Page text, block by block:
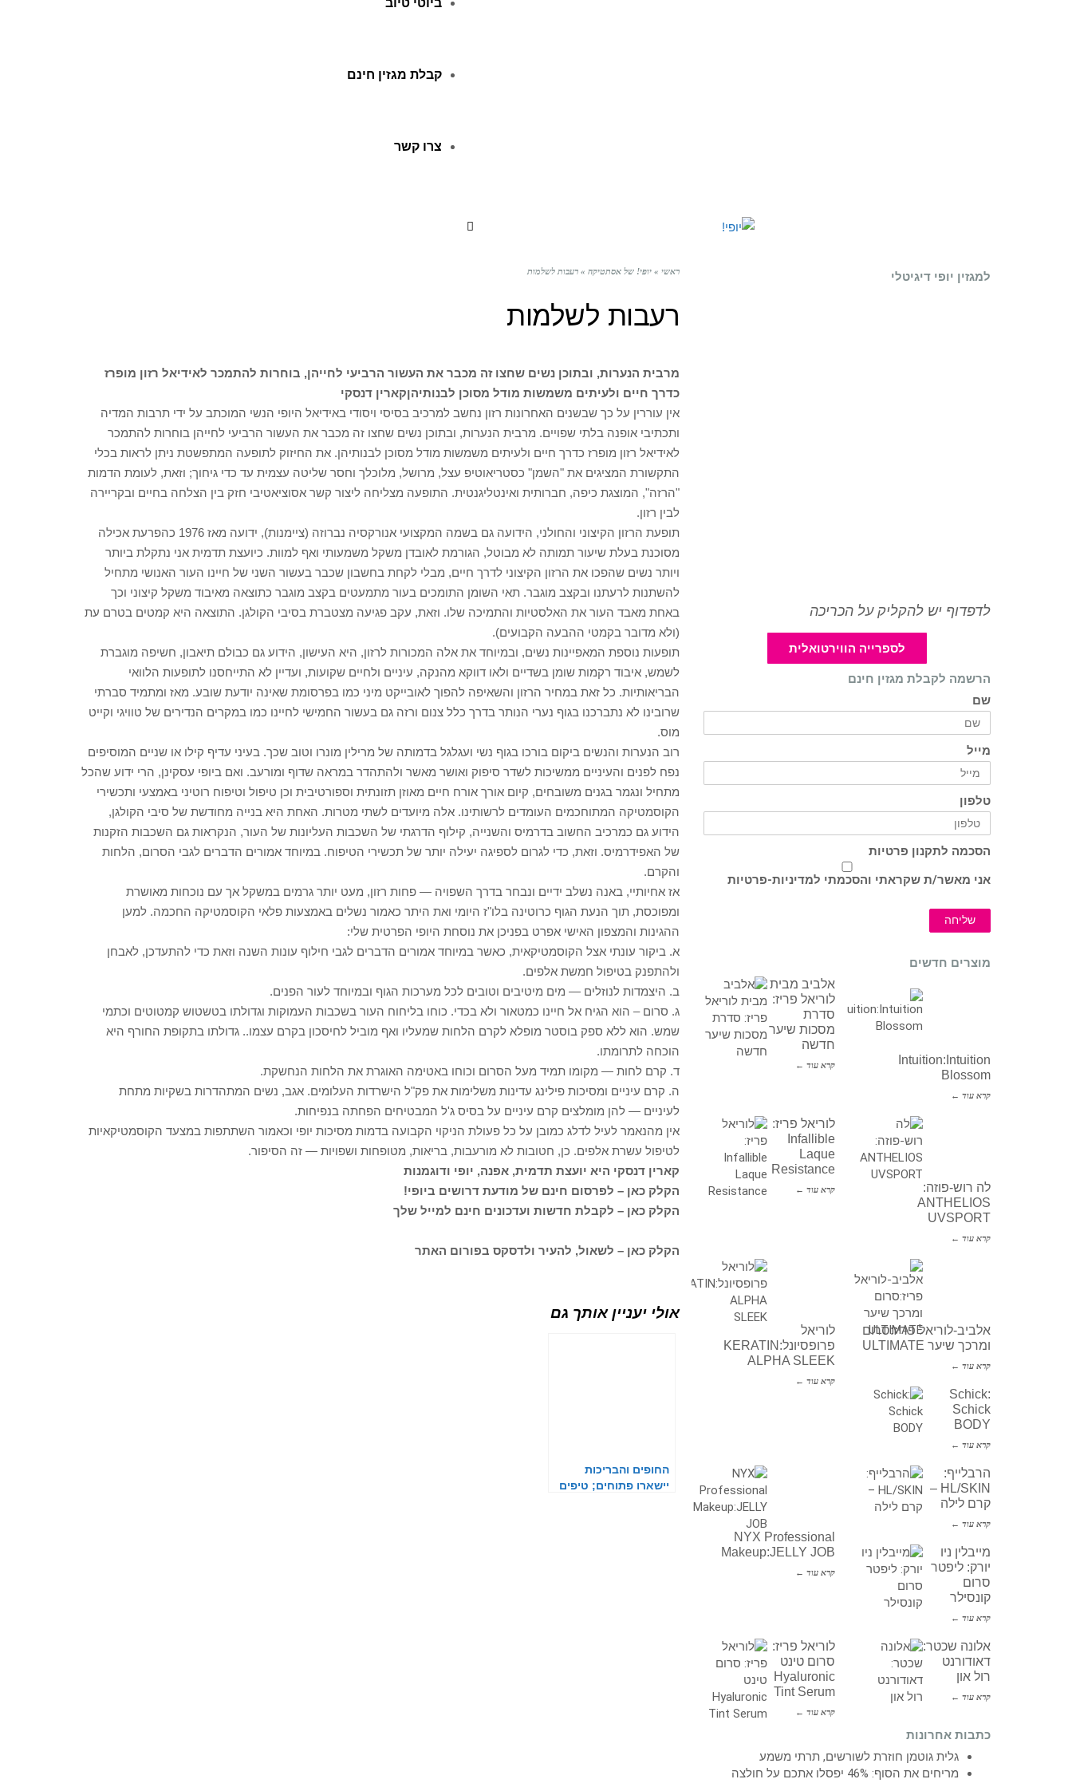
ביוטי טיוב
קבלת מגזין חינם
צרו קשר
ראשי » יופי! של אסתטיקה » רעבות לשלמות
רעבות לשלמות
מרבית הנערות, ובתוכן נשים שחצו זה מכבר את העשור הרביעי לחייהן, בוחרות להתמכר לאידיאל רזון מופרז
כדרך חיים ולעיתים משמשות מודל מסוכן לבנותיהןקארין דנסקי
אין עוררין על כך שבשנים האחרונות רזון נחשב למרכיב בסיסי ויסודי באידיאל היופי הנשי המוכתב על ידי תרבות המדיה
ותכתיבי אופנה בלתי שפויים. מרבית הנערות, ובתוכן נשים שחצו זה מכבר את העשור הרביעי לחייהן בוחרות להתמכר
לאידיאל רזון מופרז כדרך חיים ולעיתים משמשות מודל מסוכן לבנותיהן. את החיזוק לתופעה המתפשטת ניתן לראות בכלי
התקשורת המציגים את "השמן" כסטריאוטיפ עצל, מרושל, מלוכלך וחסר שליטה עצמית עד כדי גיחוך; וזאת, לעומת הדמות
"הרזה", המוצגת כיפה, חברותית ואינטליגנטית. התופעה מצליחה ליצור קשר אסוציאטיבי חזק בין הצלחה בחיים ובקריירה
לבין רזון.
תופעת הרזון הקיצוני והחולני, הידועה גם בשמה המקצועי אנורקסיה נברוזה (ציימנות), ידועה מאז 1976 כהפרעת אכילה
מסוכנת בעלת שיעור תמותה לא מבוטל, הגורמת לאובדן משקל משמעותי ואף למוות. כיועצת תדמית אני נתקלת ביותר
ויותר נשים שהפכו את הרזון הקיצוני לדרך חיים, מבלי לקחת בחשבון שכבר בעשור השני של חיינו העור האנושי מתחיל
להשתנות לרעתנו ובקצב מוגבר. תאי השומן התומכים בעור מתמעטים בקצב מוגבר כתוצאה מאיבוד משקל קיצוני וכך
באחת מאבד העור את האלסטיות והתמיכה שלו. וזאת, עקב פגיעה מצטברת בסיבי הקולגן. התוצאה היא קמטים בטרם עת
(ולא מדובר בקמטי ההבעה הקבועים).
תופעות נוספת המאפיינות נשים, ובמיוחד את אלה המכורות לרזון, היא העישון, הידוע גם כבולם תיאבון, חשיפה מוגברת
לשמש, איבוד רקמות שומן בשדיים ולאו דווקא מהנקה, עיניים ולחיים שקועות, ועדיין לא התייחסנו לתופעות הלוואי
הבריאותיות. כל זאת במחיר הרזון והשאיפה להפוך לאובייקט מיני כמו בפרסומת שאינה יודעת שובע. מאז ומתמיד סברתי
שרובינו לא נתברכנו בגוף נערי הנותר בדרך כלל צנום ורזה גם בעשור החמישי לחיינו כמו במקרים הנדירים של טוויגי וקייט
מוס.
רוב הנערות והנשים ביקום בורכו בגוף נשי ועגלגל בדמותה של מרילין מונרו וטוב שכך. בעיני עדיף קילו או שניים המוסיפים
נפח לפנים והעיניים ממשיכות לשדר סיפוק ואושר מאשר ולהתהדר במראה שדוף ומורעב. ואם ביופי עסקינן, הרי ידוע שהכל
מתחיל ונגמר בגנים משובחים, קיום אורך אורח חיים מאוזן תזונתית וספורטיבית וכן טיפול וטיפוח רוטיני באמצעי ותכשירי
הקוסמטיקה המתוחכמים העומדים לרשותינו. אלה מיועדים לשתי מטרות. האחת היא בנייה מחודשת של סיבי הקולגן,
הידוע גם כמרכיב החשוב בדרמיס והשנייה, קילוף הדרגתי של השכבות העליונות של העור, הנקראות גם השכבות הזקנות
של האפידרמיס. וזאת, כדי לגרום לספיגה יעילה יותר של תכשירי הטיפוח. במיוחד אמורים הדברים לגבי הסרום, הלחות
והקרם.
אז אחיותיי, באנה נשלב ידיים ונבחר בדרך השפויה — פחות רזון, מעט יותר גרמים במשקל אך עם נוכחות מאושרת
ומפוכסת, תוך הנעת הגוף כרוטינה בלו"ז היומי ואת היתר כאמור נשלים באמצעות פלאי הקוסמטיקה החכמה. למען
ההגינות והמצפון האישי אפרט בפניכן את נוסחת היופי הפרטית שלי:
א. ביקור עונתי אצל הקוסמטיקאית, כאשר במיוחד אמורים הדברים לגבי חילוף עונות השנה וזאת כדי להתעדכן, לאבחן
ולהתפנק בטיפול חמשת אלפים.
ב. היצמדות לנוזלים — מים מיטיבים וטובים לכל מערכות הגוף ובמיוחד לעור הפנים.
ג. סרום – הוא הגיח אל חיינו כמטאור ולא בכדי. כוחו בליחוח העור בשכבות העמוקות וגדולתו בטשטוש קמטוטים וכתמי
שמש. הוא ללא ספק בוסטר מופלא לקרם הלחות שמעליו ואף מוביל לחיסכון בקרם עצמו.. גדולתו בתקופת החורף היא
הוכחה לתרומתו.
ד. קרם לחות — מקומו תמיד מעל הסרום וכוחו באטימה האוגרת את הלחות הנחשקת.
ה. קרם עיניים ומסיכות פילינג עדינות משלימות את פק"ל הישרדות העלומים. אגב, נשים המתהדרות בשקיות מתחת
לעיניים — להן מומלצים קרם עיניים על בסיס ג'ל המבטיחים הפחתה בנפיחות.
אין מהנאמר לעיל לדלג כמובן על כל פעולת הניקוי הקבועה בדמות מסיכות יופי וכאמור השתתפות במצעד הקוסמטיקאיות
לטיפול עשרת אלפים. כן, חטובות לא מורעבות, בריאות, מטופחות ושפויות — זה הסיפור.
קארין דנסקי היא יועצת תדמית, אפנה, יופי ודוגמנות
הקלק כאן – לפרסום חינם של מודעת דרושים ביופי!
הקלק כאן – לקבלת חדשות ועדכונים חינם למייל שלך
הקלק כאן – לשאול, להעיר ולדסקס בפורום האתר
אולי יעניין אותך גם
החופים והבריכות
יישארו פתוחים; טיפים
למגזין יופי דיגיטלי
לדפדוף יש להקליק על הכריכה
לספרייה הווירטואלית
הרשמה לקבלת מגזין חינם
שם
מייל
טלפון
הסכמה לתקנון פרטיות
אני מאשר/ת שקראתי והסכמתי למדיניות-פרטיות
שליחה
מוצרים חדשים
אלביב מבית
לוריאל פריז:
סדרת
מסכות שיער
חדשה
קרא עוד ←
Intuition:Intuition
Blossom
קרא עוד ←
לוריאל פריז:
Infallible
Laque
Resistance
קרא עוד ←
לה רוש-פוזה:
ANTHELIOS
UVSPORT
קרא עוד ←
לוריאל
פרופסיונל:KERATIN
ALPHA SLEEK
קרא עוד ←
אלביב-לוריאל פריז:סרום
ומרכך שיער ULTIMATE
קרא עוד ←
Schick:
Schick
BODY
קרא עוד ←
NYX Professional
Makeup:JELLY JOB
קרא עוד ←
הרבלייף:
HL/SKIN –
קרם לילה
קרא עוד ←
מייבלין ניו
יורק: ליפטר
סרום
קונסילר
קרא עוד ←
לוריאל פריז:
סרום טינט
Hyaluronic
Tint Serum
קרא עוד ←
אלונה שכטר:
דאודורנט
רול און
קרא עוד ←
כתבות אחרונות
גלית גוטמן חוזרת לשורשים, תרתי משמע
מריחים את הסוף: 46% יפסלו אתכם על חולצה